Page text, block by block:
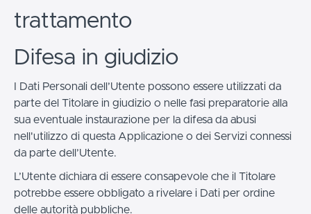
trattamento
Difesa in giudizio
I Dati Personali dell’Utente possono essere utilizzati da
parte del Titolare in giudizio o nelle fasi preparatorie alla
sua eventuale instaurazione per la difesa da abusi
nell'utilizzo di questa Applicazione o dei Servizi connessi
da parte dell’Utente.
L’Utente dichiara di essere consapevole che il Titolare
potrebbe essere obbligato a rivelare i Dati per ordine
delle autorità pubbliche.